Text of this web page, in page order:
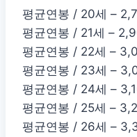
평균연봉 / 20세 –
평균연봉 / 21세 –
평균연봉 / 22세 –
평균연봉 / 23세 –
평균연봉 / 24세 –
평균연봉 / 25세 –
평균연봉 / 26세 –